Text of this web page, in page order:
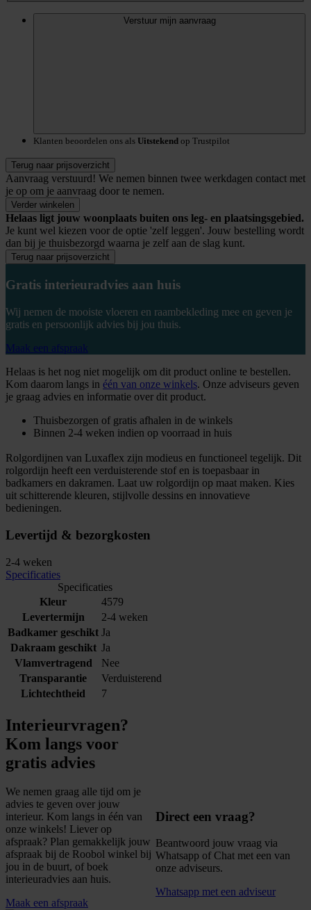
Verstuur mijn aanvraag
Klanten beoordelen ons als Uitstekend op Trustpilot
Terug naar prijsoverzicht
Aanvraag verstuurd! We nemen binnen twee werkdagen contact met
je op om je aanvraag door te nemen.
Verder winkelen
Helaas ligt jouw woonplaats buiten ons leg- en plaatsingsgebied.
Je kunt wel kiezen voor de optie 'zelf leggen'. Jouw bestelling wordt
dan bij je thuisbezorgd waarna je zelf aan de slag kunt.
Terug naar prijsoverzicht
Gratis interieuradvies aan huis
Wij nemen de mooiste vloeren en raambekleding mee en geven je
gratis en persoonlijk advies bij jou thuis.
Maak een afspraak
Helaas is het nog niet mogelijk om dit product online te bestellen.
Kom daarom langs in één van onze winkels. Onze adviseurs geven
je graag advies en informatie over dit product.
Thuisbezorgen of gratis afhalen in de winkels
Binnen 2-4 weken indien op voorraad in huis
Rolgordijnen van Luxaflex zijn modieus en functioneel tegelijk. Dit
rolgordijn heeft een verduisterende stof en is toepasbaar in
badkamers en dakramen. Laat uw rolgordijn op maat maken. Kies
uit schitterende kleuren, stijlvolle dessins en innovatieve
bedieningen.
Levertijd & bezorgkosten
2-4 weken
Specificaties
Specificaties
Kleur
4579
Levertermijn
2-4 weken
Badkamer geschikt Ja
Dakraam geschikt Ja
Vlamvertragend
Nee
Transparantie
Verduisterend
Lichtechtheid
7
Interieurvragen?
Kom langs voor
gratis advies
We nemen graag alle tijd om je
advies te geven over jouw
interieur. Kom langs in één van
onze winkels! Liever op
afspraak? Plan gemakkelijk jouw
afspraak bij de Roobol winkel bij
jou in de buurt, of boek
interieuradvies aan huis.
Maak een afspraak
Direct een vraag?
Beantwoord jouw vraag via
Whatsapp of Chat met een van
onze adviseurs.
Whatsapp met een adviseur